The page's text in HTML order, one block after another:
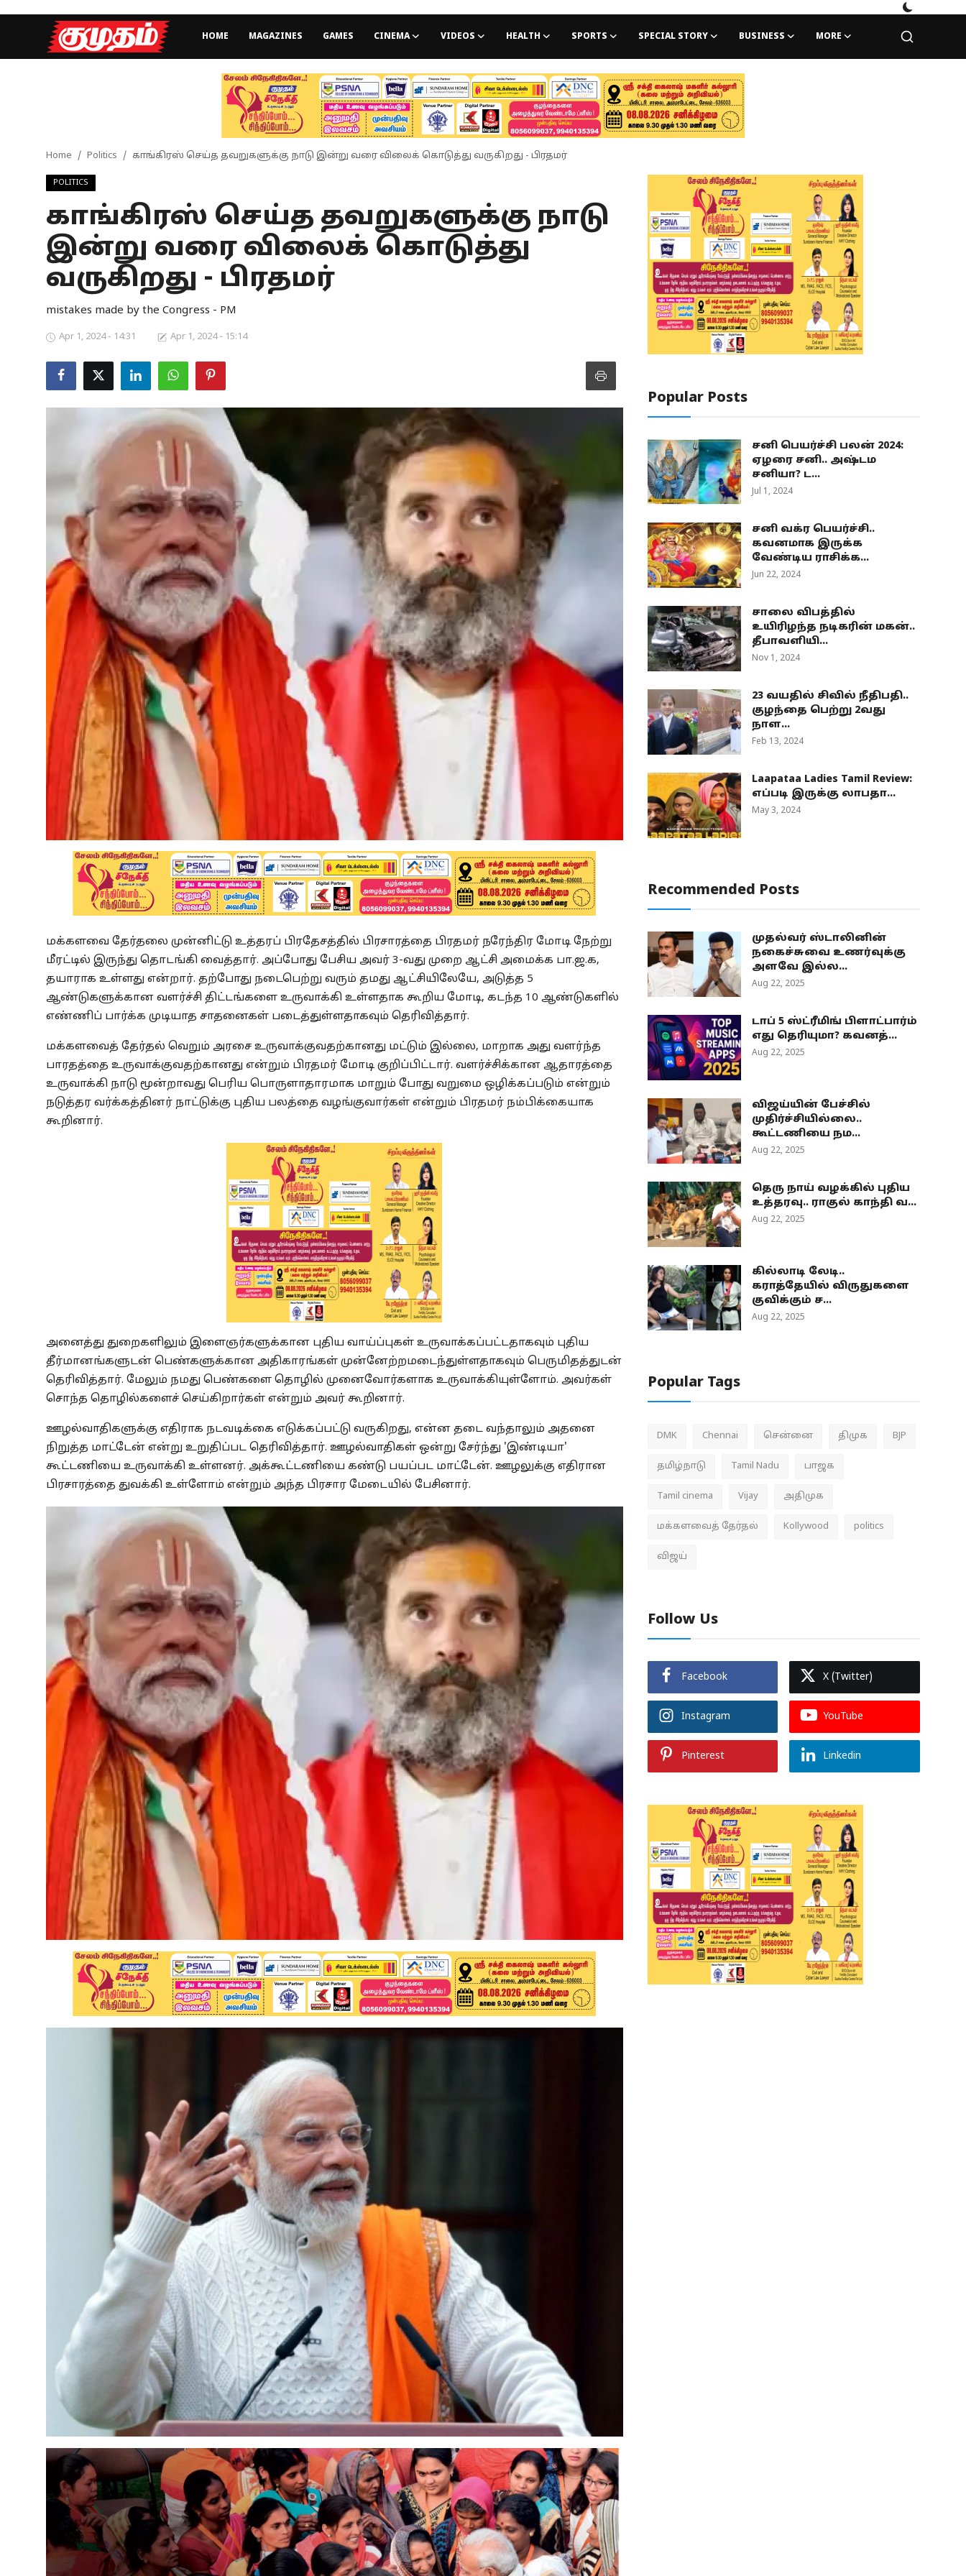
HOME MAGAZINES GAMES CINEMA VIDEOS HEALTH SPORTS SPECIAL STORY BUSINESS MORE
Games
Special Story
Business
Tamilnadu
Spirituality
Weather
Politics
Home Politics காங்கிரஸ் செய்த தவறுகளுக்கு நாடு இன்று வரை விலைக் கொடுத்து வருகிறது - பிரதமர்
POLITICS
காங்கிரஸ் செய்த தவறுகளுக்கு நாடு
இன்று வரை விலைக் கொடுத்து
வருகிறது - பிரதமர்
mistakes made by the Congress - PM
Apr 1, 2024 - 14:31 Apr 1, 2024 - 15:14
மக்களவை தேர்தலை முன்னிட்டு உத்தரப் பிரதேசத்தில் பிரசாரத்தை பிரதமர் நரேந்திர மோடி நேற்று
மீரட்டில் இருந்து தொடங்கி வைத்தார். அப்போது பேசிய அவர் 3-வது முறை ஆட்சி அமைக்க பா.ஜ.க,
தயாராக உள்ளது என்றார். தற்போது நடைபெற்று வரும் தமது ஆட்சியிலேயே, அடுத்த 5
ஆண்டுகளுக்கான வளர்ச்சி திட்டங்களை உருவாக்கி உள்ளதாக கூறிய மோடி, கடந்த 10 ஆண்டுகளில்
எண்ணிப் பார்க்க முடியாத சாதனைகள் படைத்துள்ளதாகவும் தெரிவித்தார்.
மக்களவைத் தேர்தல் வெறும் அரசை உருவாக்குவதற்கானது மட்டும் இல்லை, மாறாக அது வளர்ந்த
பாரதத்தை உருவாக்குவதற்கானது என்றும் பிரதமர் மோடி குறிப்பிட்டார். வளர்ச்சிக்கான ஆதாரத்தை
உருவாக்கி நாடு மூன்றாவது பெரிய பொருளாதாரமாக மாறும் போது வறுமை ஒழிக்கப்படும் என்றும்
நடுத்தர வர்க்கத்தினர் நாட்டுக்கு புதிய பலத்தை வழங்குவார்கள் என்றும் பிரதமர் நம்பிக்கையாக
கூறினார்.
அனைத்து துறைகளிலும் இளைஞர்களுக்கான புதிய வாய்ப்புகள் உருவாக்கப்பட்டதாகவும் புதிய
தீர்மானங்களுடன் பெண்களுக்கான அதிகாரங்கள் முன்னேற்றமடைந்துள்ளதாகவும் பெருமிதத்துடன்
தெரிவித்தார். மேலும் நமது பெண்களை தொழில் முனைவோர்களாக உருவாக்கியுள்ளோம். அவர்கள்
சொந்த தொழில்களைச் செய்கிறார்கள் என்றும் அவர் கூறினார்.
ஊழல்வாதிகளுக்கு எதிராக நடவடிக்கை எடுக்கப்பட்டு வருகிறது, என்ன தடை வந்தாலும் அதனை
நிறுத்த மாட்டேன் என்று உறுதிப்பட தெரிவித்தார். ஊழல்வாதிகள் ஒன்று சேர்ந்து 'இண்டியா'
கூட்டணியை உருவாக்கி உள்ளனர். அக்கூட்டணியை கண்டு பயப்பட மாட்டேன். ஊழலுக்கு எதிரான
பிரசாரத்தை துவக்கி உள்ளோம் என்றும் அந்த பிரசார மேடையில் பேசினார்.
Popular Posts
சனி பெயர்ச்சி பலன் 2024:
ஏழரை சனி.. அஷ்டம
சனியா? ட...
Jul 1, 2024
சனி வக்ர பெயர்ச்சி..
கவனமாக இருக்க
வேண்டிய ராசிக்க...
Jun 22, 2024
சாலை விபத்தில்
உயிரிழந்த நடிகரின் மகன்..
தீபாவளியி...
Nov 1, 2024
23 வயதில் சிவில் நீதிபதி..
குழந்தை பெற்று 2வது
நாள...
Feb 13, 2024
Laapataa Ladies Tamil Review:
எப்படி இருக்கு லாபதா...
May 3, 2024
Recommended Posts
முதல்வர் ஸ்டாலினின்
நகைச்சுவை உணர்வுக்கு
அளவே இல்ல...
Aug 22, 2025
டாப் 5 ஸ்ட்ரீமிங் பிளாட்பார்ம்
எது தெரியுமா? கவனத்...
Aug 22, 2025
விஜய்யின் பேச்சில்
முதிர்ச்சியில்லை..
கூட்டணியை நம...
Aug 22, 2025
தெரு நாய் வழக்கில் புதிய
உத்தரவு.. ராகுல் காந்தி வ...
Aug 22, 2025
கில்லாடி லேடி..
கராத்தேயில் விருதுகளை
குவிக்கும் ச...
Aug 22, 2025
Popular Tags
DMK Chennai சென்னை திமுக BJP
தமிழ்நாடு Tamil Nadu பாஜக
Tamil cinema Vijay அதிமுக
மக்களவைத் தேர்தல் Kollywood politics
விஜய்
Follow Us
Facebook X (Twitter)
Instagram YouTube
Pinterest Linkedin